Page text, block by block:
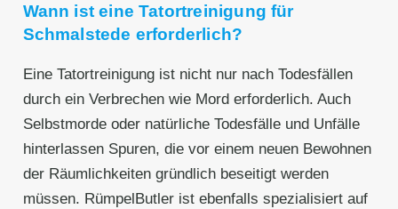
Wann ist eine Tatortreinigung für
Schmalstede erforderlich?
Eine Tatortreinigung ist nicht nur nach Todesfällen
durch ein Verbrechen wie Mord erforderlich. Auch
Selbstmorde oder natürliche Todesfälle und Unfälle
hinterlassen Spuren, die vor einem neuen Bewohnen
der Räumlichkeiten gründlich beseitigt werden
müssen. RümpelButler ist ebenfalls spezialisiert auf